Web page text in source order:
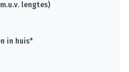
lengtes)
in huis*